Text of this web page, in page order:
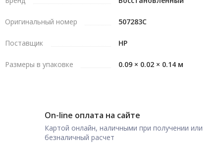
Оригинальный номер 507283C
Поставщик HP
Размеры в упаковке 0.09 × 0.02 × 0.14 м
On-line оплата на сайте
Картой онлайн, наличными при получении или
безналичный расчет